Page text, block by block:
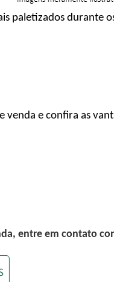
paletizados durante
e confira as
entre em contato